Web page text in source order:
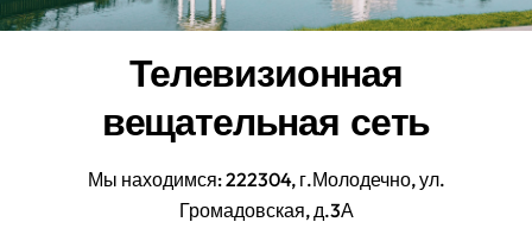
Телевизионная
вещательная сеть
Мы находимся: 222304, г.Молодечно, ул.
Громадовская, д.3А